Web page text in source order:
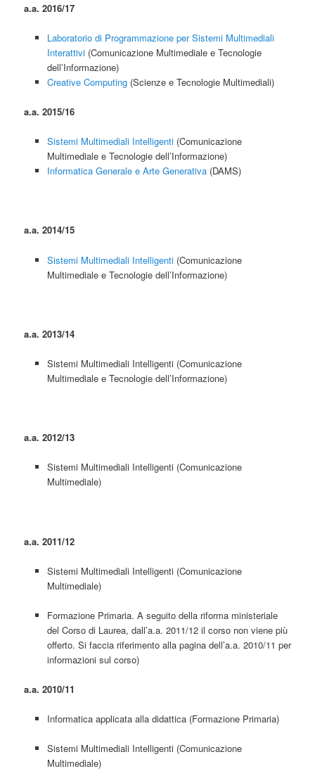
a.a. 2016/17
Laboratorio di Programmazione per Sistemi Multimediali
Interattivi(Comunicazione Multimediale e Tecnologie
dell’Informazione)
Creative Computing(Scienze e Tecnologie Multimediali)
a.a. 2015/16
Sistemi Multimediali Intelligenti(Comunicazione
Multimediale e Tecnologie dell’Informazione)
Informatica Generale e Arte Generativa(DAMS)
a.a. 2014/15
Sistemi Multimediali Intelligenti(Comunicazione
Multimediale e Tecnologie dell’Informazione)
a.a. 2013/14
Sistemi Multimediali Intelligenti (Comunicazione
Multimediale e Tecnologie dell’Informazione)
a.a. 2012/13
Sistemi Multimediali Intelligenti (Comunicazione
Multimediale)
a.a. 2011/12
Sistemi Multimediali Intelligenti (Comunicazione
Multimediale)
Formazione Primaria. A seguito della riforma ministeriale
del Corso di Laurea, dall’a.a. 2011/12 il corso non viene più
offerto. Si faccia riferimento alla pagina dell’a.a. 2010/11 per
informazioni sul corso)
a.a. 2010/11
Informatica applicata alla didattica (Formazione Primaria)
Sistemi Multimediali Intelligenti (Comunicazione
Multimediale)